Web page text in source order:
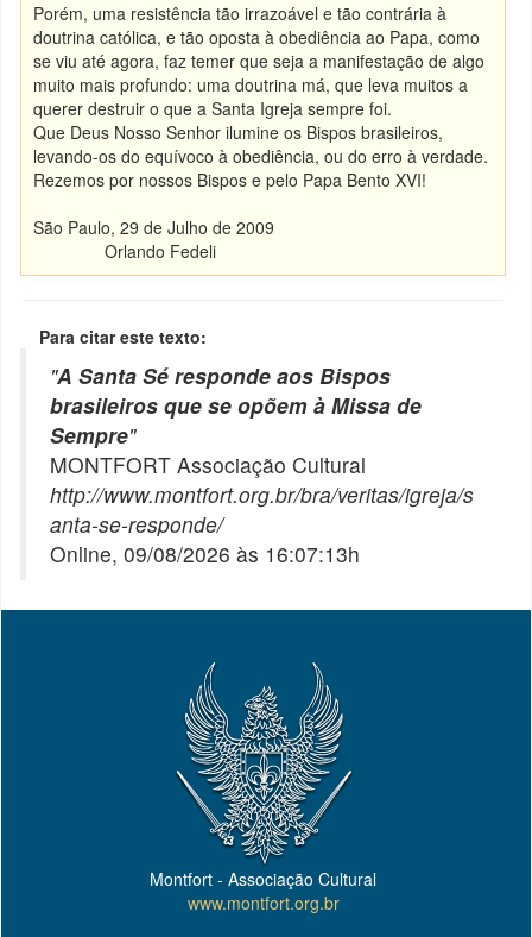
Porém, uma resistência tão irrazoável e tão contrária à
doutrina católica, e tão oposta à obediência ao Papa, como
se viu até agora, faz temer que seja a manifestação de algo
muito mais profundo: uma doutrina má, que leva muitos a
querer destruir o que a Santa Igreja sempre foi.
Que Deus Nosso Senhor ilumine os Bispos brasileiros,
levando-os do equívoco à obediência, ou do erro à verdade.
Rezemos por nossos Bispos e pelo Papa Bento XVI!
São Paulo, 29 de Julho de 2009
Orlando Fedeli
Para citar este texto:
"A Santa Sé responde aos Bispos
brasileiros que se opõem à Missa de
Sempre"
MONTFORT Associação Cultural
http://www.montfort.org.br/bra/veritas/igreja/s
anta-se-responde/
Online, 09/08/2026 às 16:07:13h
Montfort - Associação Cultural
www.montfort.org.br